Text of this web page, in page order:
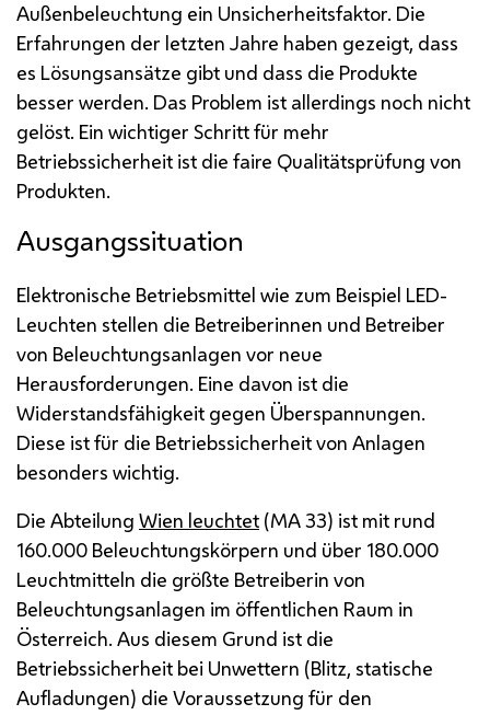
Außenbeleuchtung ein Unsicherheitsfaktor. Die
Erfahrungen der letzten Jahre haben gezeigt, dass
es Lösungsansätze gibt und dass die Produkte
besser werden. Das Problem ist allerdings noch nicht
gelöst. Ein wichtiger Schritt für mehr
Betriebssicherheit ist die faire Qualitätsprüfung von
Produkten.
Ausgangssituation
Elektronische Betriebsmittel wie zum Beispiel LED-
Leuchten stellen die Betreiberinnen und Betreiber
von Beleuchtungsanlagen vor neue
Herausforderungen. Eine davon ist die
Widerstandsfähigkeit gegen Überspannungen.
Diese ist für die Betriebssicherheit von Anlagen
besonders wichtig.
Die Abteilung Wien leuchtet (MA33) ist mit rund
160.000 Beleuchtungskörpern und über 180.000
Leuchtmitteln die größte Betreiberin von
Beleuchtungsanlagen im öffentlichen Raum in
Österreich. Aus diesem Grund ist die
Betriebssicherheit bei Unwettern (Blitz, statische
Aufladungen) die Voraussetzung für den